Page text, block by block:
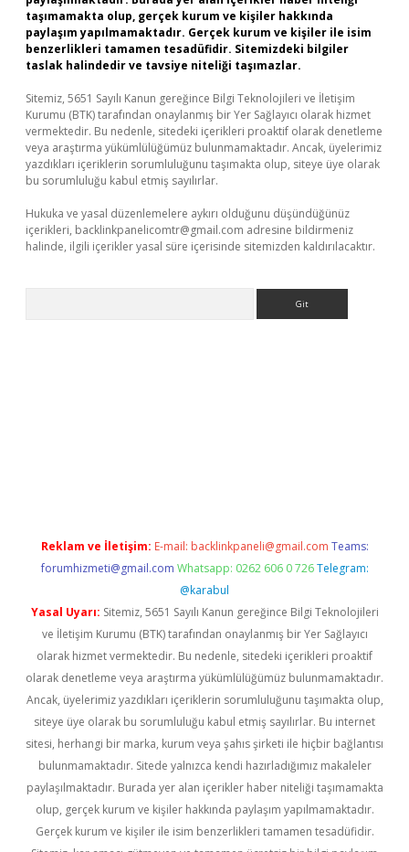
taşımamakta olup, gerçek kurum ve kişiler hakkında
paylaşım yapılmamaktadır. Gerçek kurum ve kişiler ile isim
benzerlikleri tamamen tesadüfidir. Sitemizdeki bilgiler
taslak halindedir ve tavsiye niteliği taşımazlar.
Sitemiz, 5651 Sayılı Kanun gereğince Bilgi Teknolojileri ve İletişim
Kurumu (BTK) tarafından onaylanmış bir Yer Sağlayıcı olarak hizmet
vermektedir. Bu nedenle, sitedeki içerikleri proaktif olarak denetleme
veya araştırma yükümlülüğümüz bulunmamaktadır. Ancak, üyelerimiz
yazdıkları içeriklerin sorumluluğunu taşımakta olup, siteye üye olarak
bu sorumluluğu kabul etmiş sayılırlar.
Hukuka ve yasal düzenlemelere aykırı olduğunu düşündüğünüz
içerikleri, backlinkpanelicomtr@gmail.com adresine bildirmeniz
halinde, ilgili içerikler yasal süre içerisinde sitemizden kaldırılacaktır.
Reklam ve İletişim: E-mail: backlinkpaneli@gmail.com Teams:
forumhizmeti@gmail.com Whatsapp: 0262 606 0 726 Telegram:
@karabul
Yasal Uyarı: Sitemiz, 5651 Sayılı Kanun gereğince Bilgi Teknolojileri
ve İletişim Kurumu (BTK) tarafından onaylanmış bir Yer Sağlayıcı
olarak hizmet vermektedir. Bu nedenle, sitedeki içerikleri proaktif
olarak denetleme veya araştırma yükümlülüğümüz bulunmamaktadır.
Ancak, üyelerimiz yazdıkları içeriklerin sorumluluğunu taşımakta olup,
siteye üye olarak bu sorumluluğu kabul etmiş sayılırlar. Bu internet
sitesi, herhangi bir marka, kurum veya şahıs şirketi ile hiçbir bağlantısı
bulunmamaktadır. Sitede yalnızca kendi hazırladığımız makaleler
paylaşılmaktadır. Burada yer alan içerikler haber niteliği taşımamakta
olup, gerçek kurum ve kişiler hakkında paylaşım yapılmamaktadır.
Gerçek kurum ve kişiler ile isim benzerlikleri tamamen tesadüfidir.